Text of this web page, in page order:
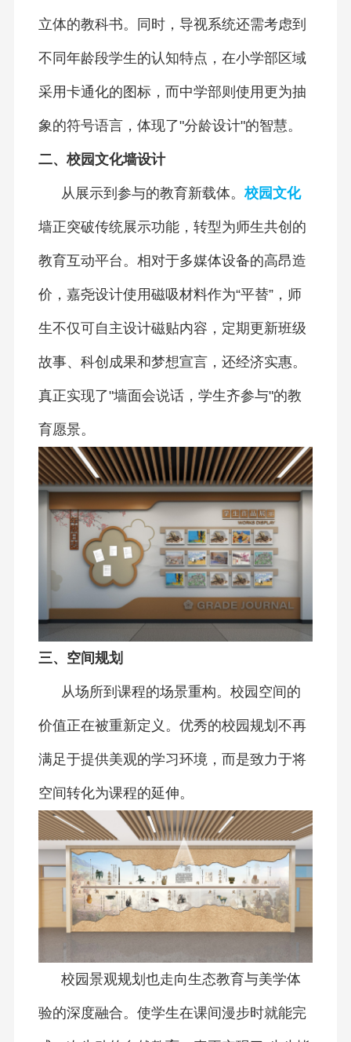
立体的教科书。同时，导视系统还需考虑到
不同年龄段学生的认知特点，在小学部区域
采用卡通化的图标，而中学部则使用更为抽
象的符号语言，体现了"分龄设计"的智慧。
二、校园文化墙设计
从展示到参与的教育新载体。校园文化
墙正突破传统展示功能，转型为师生共创的
教育互动平台。相对于多媒体设备的高昂造
价，嘉尧设计使用磁吸材料作为“平替”，师
生不仅可自主设计磁贴内容，定期更新班级
故事、科创成果和梦想宣言，还经济实惠。
真正实现了"墙面会说话，学生齐参与"的教
育愿景。
三、空间规划
从场所到课程的场景重构。校园空间的
价值正在被重新定义。优秀的校园规划不再
满足于提供美观的学习环境，而是致力于将
空间转化为课程的延伸。
校园景观规划也走向生态教育与美学体
验的深度融合。使学生在课间漫步时就能完